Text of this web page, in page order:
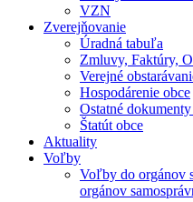
VZN
Zverejňovanie
Úradná tabuľa
Zmluvy, Faktúry,
Verejné
Hospodárenie obce
Ostatné
Štatút obce
Aktuality
Voľby
Voľby do orgánov
orgánov